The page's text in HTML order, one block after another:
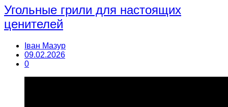
Угольные грили для настоящих
ценителей
Іван Мазур
09.02.2026
0